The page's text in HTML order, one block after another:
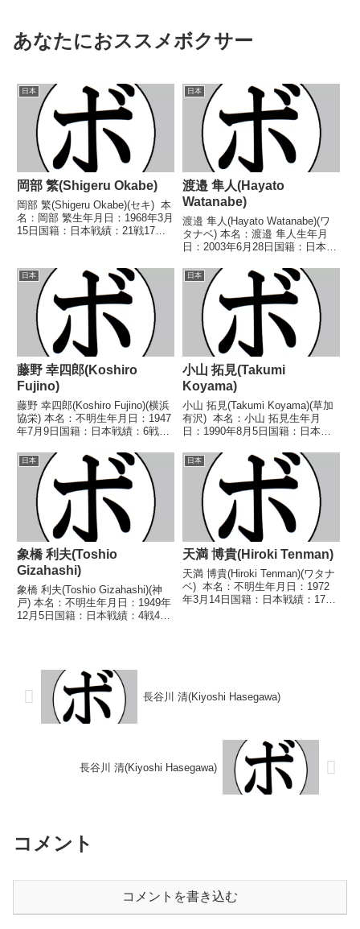
あなたにおススメボクサー
日本
岡部 繁(Shigeru Okabe)
岡部 繁(Shigeru Okabe)(セキ) 本
名：岡部 繁生年月日：1968年3月
15日国籍：日本戦績：21戦17勝
ム級優勝1989年度KSD杯争奪A級
ボクサー...
日本
渡邉 隼人(Hayato
Watanabe)
渡邉 隼人(Hayato Watanabe)(ワ
タナベ) 本名：渡邉 隼人生年月
日：2003年6月28日国籍：日本戦
ル】なし 【戦歴】2024/09/27
△4R判定 0-0(38-38、38-38、
38-...
日本
藤野 幸四郎(Koshiro
Fujino)
藤野 幸四郎(Koshiro Fujino)(横浜
協栄) 本名：不明生年月日：1947
年7月9日国籍：日本戦績：6戦1
し 【戦歴】1965/12/05 ●4R判
定 (採点不明) 木島 秀典(京浜川
崎)1966/02...
日本
小山 拓見(Takumi
Koyama)
小山 拓見(Takumi Koyama)(草加
有沢) 本名：小山 拓見生年月
日：1990年8月5日国籍：日本戦
得タイトル】なし 【戦歴】
2009/10/05 ○2RTKO 高橋 徳
行(本多)■2...
日本
象橋 利夫(Toshio
Gizahashi)
象橋 利夫(Toshio Gizahashi)(神
戸) 本名：不明生年月日：1949年
12月5日国籍：日本戦績：4戦4
●1RKO...
日本
天満 博貴(Hiroki Tenman)
天満 博貴(Hiroki Tenman)(ワタナ
ベ) 本名：不明生年月日：1972
年3月14日国籍：日本戦績：17戦
長谷川 清(Kiyoshi Hasegawa)
長谷川 清(Kiyoshi Hasegawa)
コメント
コメントを書き込む